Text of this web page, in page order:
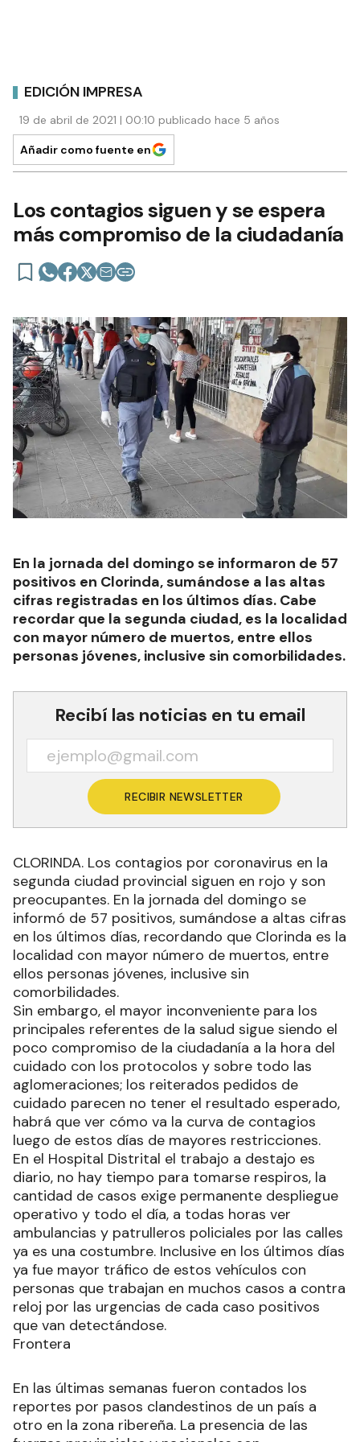
EDICIÓN IMPRESA
19 de abril de 2021 | 00:10 publicado hace 5 años
Añadir como fuente en
Los contagios siguen y se espera
más compromiso de la ciudadanía
En la jornada del domingo se informaron de 57
positivos en Clorinda, sumándose a las altas
cifras registradas en los últimos días. Cabe
recordar que la segunda ciudad, es la localidad
con mayor número de muertos, entre ellos
personas jóvenes, inclusive sin comorbilidades.
Recibí las noticias en tu email
RECIBIR NEWSLETTER
CLORINDA. Los contagios por coronavirus en la
segunda ciudad provincial siguen en rojo y son
preocupantes. En la jornada del domingo se
informó de 57 positivos, sumándose a altas cifras
en los últimos días, recordando que Clorinda es la
localidad con mayor número de muertos, entre
ellos personas jóvenes, inclusive sin
comorbilidades.
Sin embargo, el mayor inconveniente para los
principales referentes de la salud sigue siendo el
poco compromiso de la ciudadanía a la hora del
cuidado con los protocolos y sobre todo las
aglomeraciones; los reiterados pedidos de
cuidado parecen no tener el resultado esperado,
habrá que ver cómo va la curva de contagios
luego de estos días de mayores restricciones.
En el Hospital Distrital el trabajo a destajo es
diario, no hay tiempo para tomarse respiros, la
cantidad de casos exige permanente despliegue
operativo y todo el día, a todas horas ver
ambulancias y patrulleros policiales por las calles
ya es una costumbre. Inclusive en los últimos días
ya fue mayor tráfico de estos vehículos con
personas que trabajan en muchos casos a contra
reloj por las urgencias de cada caso positivos
que van detectándose.
Frontera
En las últimas semanas fueron contados los
reportes por pasos clandestinos de un país a
otro en la zona ribereña. La presencia de las